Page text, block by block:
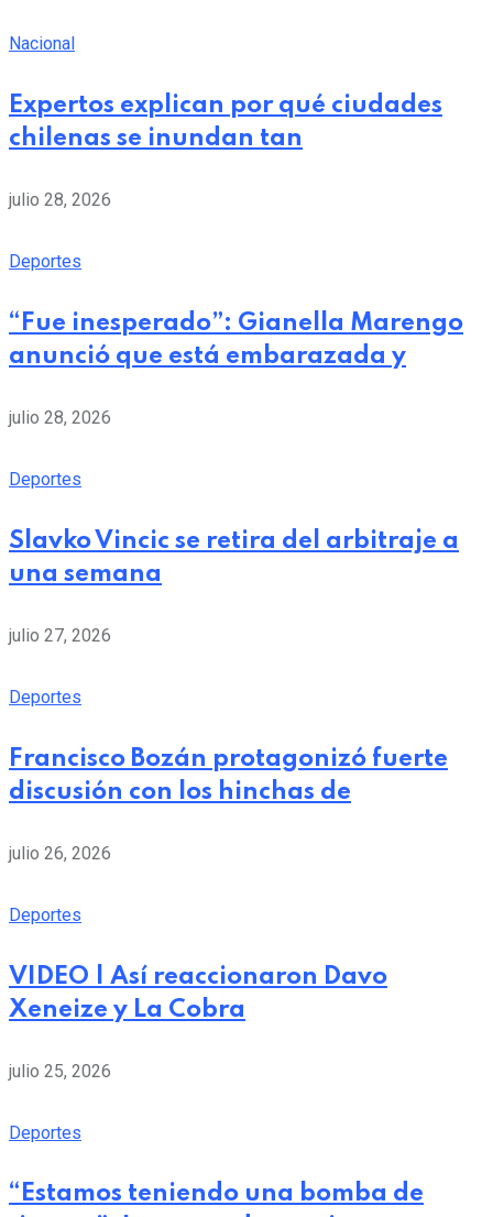
Nacional
Expertos explican por qué ciudades
chilenas se inundan tan
julio 28, 2026
Deportes
“Fue inesperado”: Gianella Marengo
anunció que está embarazada y
julio 28, 2026
Deportes
Slavko Vincic se retira del arbitraje a
una semana
julio 27, 2026
Deportes
Francisco Bozán protagonizó fuerte
discusión con los hinchas de
julio 26, 2026
Deportes
VIDEO | Así reaccionaron Davo
Xeneize y La Cobra
julio 25, 2026
Deportes
“Estamos teniendo una bomba de